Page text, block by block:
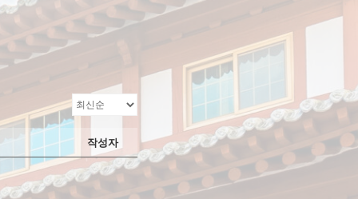
작성자